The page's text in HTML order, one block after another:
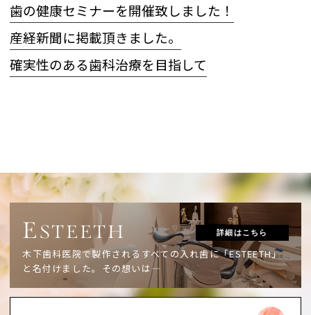
歯の健康セミナーを開催致しました！
産経新聞に掲載頂きました。
確実性のある歯科治療を目指して
E STEETH
木下歯科医院で製作されるすべての入れ歯に「ESTEETH」
と名付けました。 その想いは―
詳細はこちら